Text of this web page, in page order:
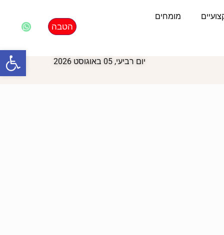
מומחים
הטבה
יום רביעי, 05 באוגוסט 2026 פתח